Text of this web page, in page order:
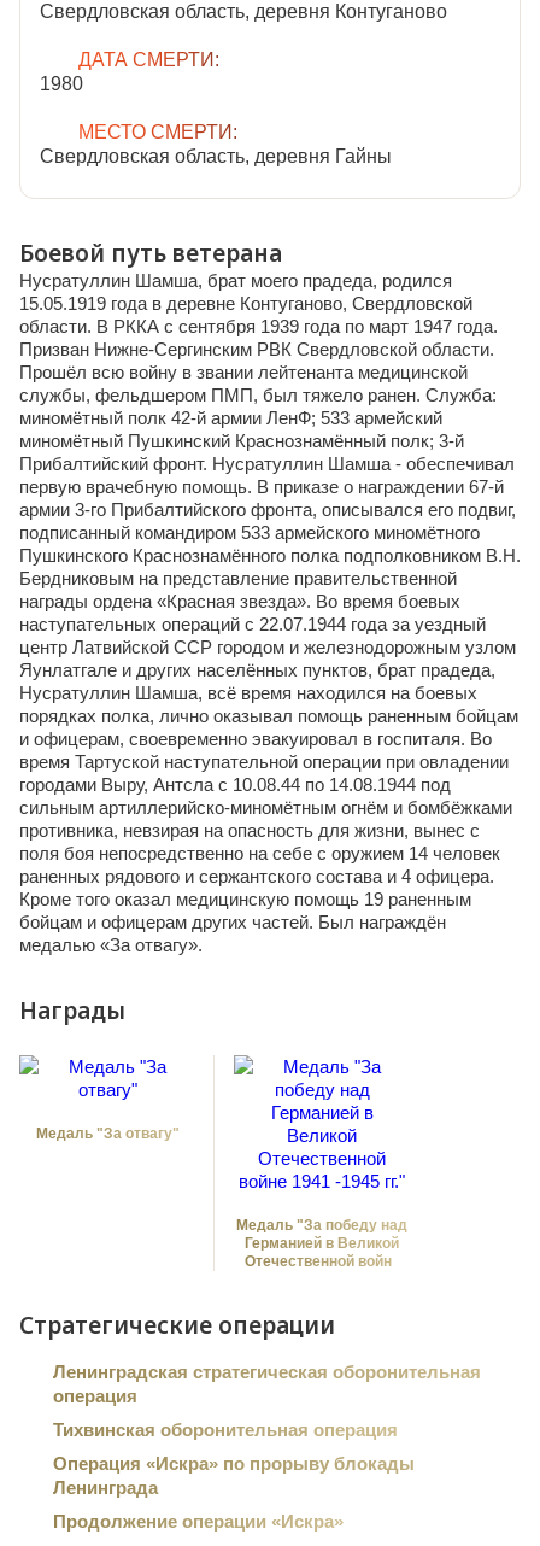
Свердловская область, деревня Контуганово
ДАТА СМЕРТИ:
1980
МЕСТО СМЕРТИ:
Свердловская область, деревня Гайны
Боевой путь ветерана
Нусратуллин Шамша, брат моего прадеда, родился
15.05.1919 года в деревне Контуганово, Свердловской
области. В РККА с сентября 1939 года по март 1947 года.
Призван Нижне-Сергинским РВК Свердловской области.
Прошёл всю войну в звании лейтенанта медицинской
службы, фельдшером ПМП, был тяжело ранен. Служба:
миномётный полк 42-й армии ЛенФ; 533 армейский
миномётный Пушкинский Краснознамённый полк; 3-й
Прибалтийский фронт. Нусратуллин Шамша - обеспечивал
первую врачебную помощь. В приказе о награждении 67-й
армии 3-го Прибалтийского фронта, описывался его подвиг,
подписанный командиром 533 армейского миномётного
Пушкинского Краснознамённого полка подполковником В.Н.
Бердниковым на представление правительственной
награды ордена «Красная звезда». Во время боевых
наступательных операций с 22.07.1944 года за уездный
центр Латвийской ССР городом и железнодорожным узлом
Яунлатгале и других населённых пунктов, брат прадеда,
Нусратуллин Шамша, всё время находился на боевых
порядках полка, лично оказывал помощь раненным бойцам
и офицерам, своевременно эвакуировал в госпиталя. Во
время Тартуской наступательной операции при овладении
городами Выру, Антсла с 10.08.44 по 14.08.1944 под
сильным артиллерийско-миномётным огнём и бомбёжками
противника, невзирая на опасность для жизни, вынес с
поля боя непосредственно на себе с оружием 14 человек
раненных рядового и сержантского состава и 4 офицера.
Кроме того оказал медицинскую помощь 19 раненным
бойцам и офицерам других частей. Был награждён
медалью «За отвагу».
Награды
Медаль "За отвагу"
Медаль "За победу над
Германией в Великой
Отечественной войне
Стратегические операции
Ленинградская стратегическая оборонительная
операция
Тихвинская оборонительная операция
Операция «Искра» по прорыву блокады
Ленинграда
Продолжение операции «Искра»